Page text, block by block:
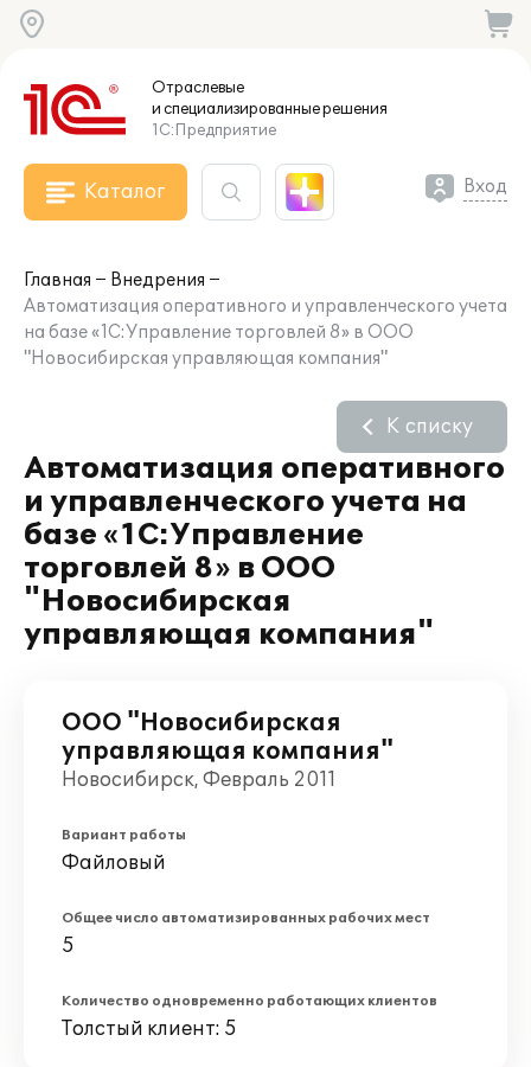
Отраслевые
и специализированныерешения
1С:Предприятие
Каталог Вход
Главная
Внедрения
Автоматизация оперативного и управленческого учета
на базе «1С:Управление торговлей 8» в ООО
"Новосибирская управляющая компания"
Автоматизация оперативного
и управленческого учета на
базе «1С:Управление
торговлей 8» в ООО
"Новосибирская
управляющая компания"
К списку
ООО "Новосибирская
управляющая компания"
Новосибирск, Февраль 2011
Вариант работы
Файловый
Общее число автоматизированных рабочих мест
5
Количество одновременно работающих клиентов
Толстый клиент: 5